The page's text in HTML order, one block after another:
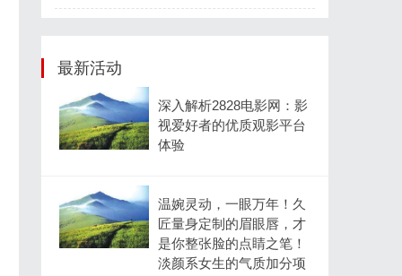
最新活动
深入解析2828电影网：影
视爱好者的优质观影平台
体验
温婉灵动，一眼万年！久
匠量身定制的眉眼唇，才
是你整张脸的点睛之笔！
淡颜系女生的气质加分项